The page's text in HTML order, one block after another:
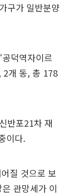
구가 일반분양
덕역자이르
2개 동, 총 178
반포21차 재
이다.
질 것으로 보
관망세가 이